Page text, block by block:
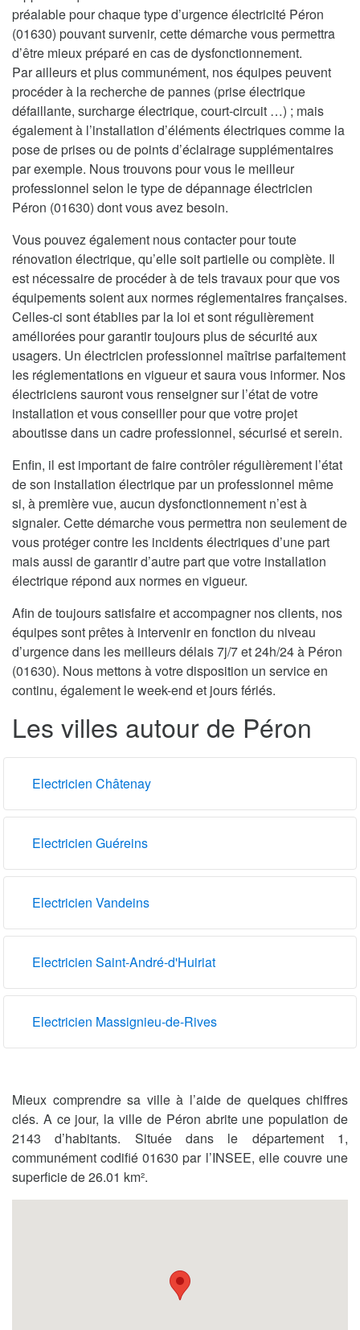
préalable pour chaque type d’urgence électricité Péron
(01630) pouvant survenir, cette démarche vous permettra
d’être mieux préparé en cas de dysfonctionnement.
Par ailleurs et plus communément, nos équipes peuvent
procéder à la recherche de pannes (prise électrique
défaillante, surcharge électrique, court-circuit …) ; mais
également à l’installation d’éléments électriques comme la
pose de prises ou de points d’éclairage supplémentaires
par exemple. Nous trouvons pour vous le meilleur
professionnel selon le type de dépannage électricien
Péron (01630) dont vous avez besoin.
Vous pouvez également nous contacter pour toute
rénovation électrique, qu’elle soit partielle ou complète. Il
est nécessaire de procéder à de tels travaux pour que vos
équipements soient aux normes réglementaires françaises.
Celles-ci sont établies par la loi et sont régulièrement
améliorées pour garantir toujours plus de sécurité aux
usagers. Un électricien professionnel maîtrise parfaitement
les réglementations en vigueur et saura vous informer. Nos
électriciens sauront vous renseigner sur l’état de votre
installation et vous conseiller pour que votre projet
aboutisse dans un cadre professionnel, sécurisé et serein.
Enfin, il est important de faire contrôler régulièrement l’état
de son installation électrique par un professionnel même
si, à première vue, aucun dysfonctionnement n’est à
signaler. Cette démarche vous permettra non seulement de
vous protéger contre les incidents électriques d’une part
mais aussi de garantir d’autre part que votre installation
électrique répond aux normes en vigueur.
Afin de toujours satisfaire et accompagner nos clients, nos
équipes sont prêtes à intervenir en fonction du niveau
d’urgence dans les meilleurs délais 7j/7 et 24h/24 à Péron
(01630). Nous mettons à votre disposition un service en
continu, également le week-end et jours fériés.
Les villes autour de Péron
Electricien Châtenay
Electricien Guéreins
Electricien Vandeins
Electricien Saint-André-d'Huiriat
Electricien Massignieu-de-Rives
Mieux comprendre sa ville à l’aide de quelques chiffres
clés. A ce jour, la ville de Péron abrite une population de
2143 d’habitants. Située dans le département 1,
communément codifié 01630 par l’INSEE, elle couvre une
superficie de 26.01 km².